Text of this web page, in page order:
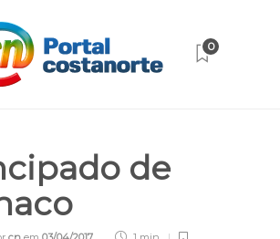
0
de